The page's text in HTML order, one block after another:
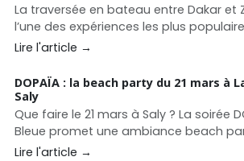
La traversée en bateau entre Dakar et
l’une des expériences les plus
la Casamance. Découvrez les horaires
nos conseils pour préparer votre
Lire l'article →
DOPAÏA : la beach party du 21 mars à
Saly
Que faire le 21 mars à Saly ? La soirée
Bleue promet une ambiance beach
barbecue et fête face à l’océan sur la
Lire l'article →